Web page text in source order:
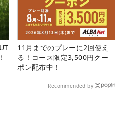
11月までのプレーに2回使え
る！コース限定3,500円クー
ポン配布中！
Recommended by